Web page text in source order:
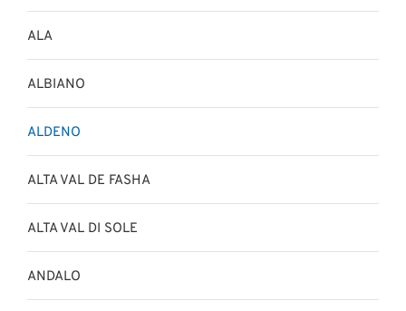
ALA
ALBIANO
ALDENO
ALTA VAL DE FASHA
ALTA VAL DI SOLE
ANDALO